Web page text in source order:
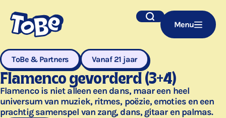
Navigatie
overslaan
Zoek Menu
ToBe & Partners Vanaf 21 jaar
Flamenco gevorderd (3+4)
Flamenco is niet alleen een dans, maar een heel
universum van muziek, ritmes, poëzie, emoties en een
prachtig samenspel van zang, dans, gitaar en palmas.